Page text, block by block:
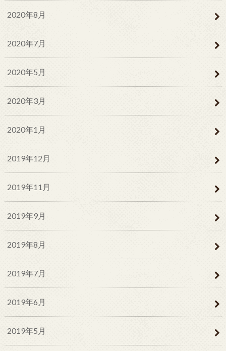
2020年8月
2020年7月
2020年5月
2020年3月
2020年1月
2019年12月
2019年11月
2019年9月
2019年8月
2019年7月
2019年6月
2019年5月